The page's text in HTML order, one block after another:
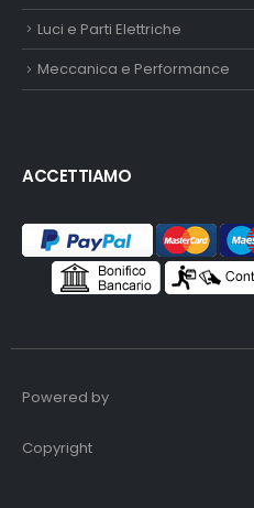
Luci e Parti Elettriche
Meccanica e Performance
ACCETTIAMO
Powered by
Copyright